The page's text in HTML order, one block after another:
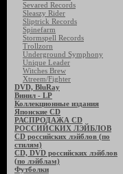
Sevared Records
Sleaszy Rider
Sliptrick Records
Spinefarm
Stormspell Records
Trollzorn
Underground Symphony
Unique Leader
Witches Brew
Xtreem/Fighter
DVD, BluRay
Винил - LP
Коллекционные издания
Японские CD
РАСПРОДАЖА CD
РОССИЙСКИХ ЛЭЙБЛОВ
CD российских лэйблов (по
стилям)
CD, DVD российских лэйблов
(по лэйблам)
Футболки